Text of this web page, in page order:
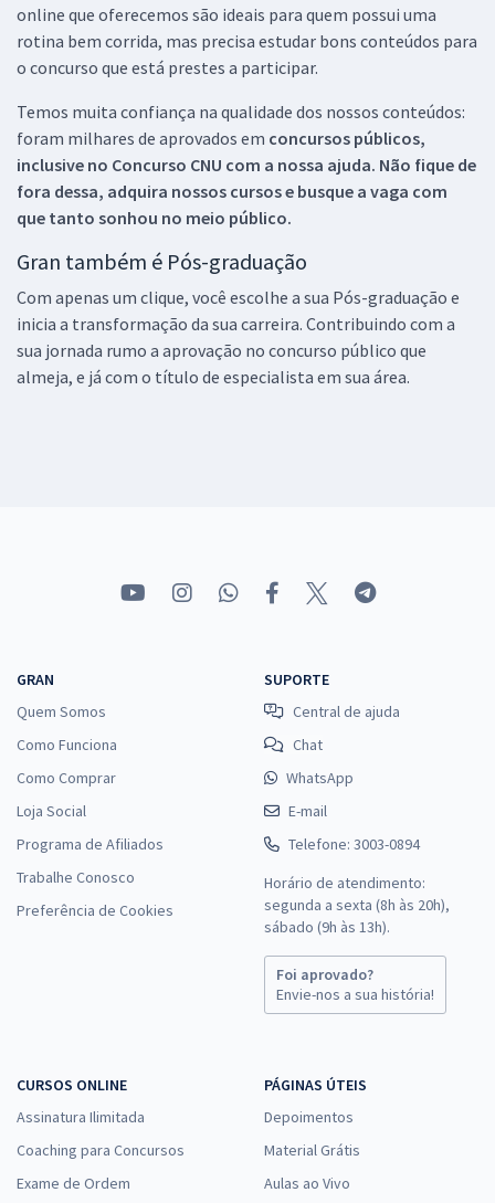
online que oferecemos são ideais para quem possui uma
rotina bem corrida, mas precisa estudar bons conteúdos para
o concurso que está prestes a participar.
Temos muita confiança na qualidade dos nossos conteúdos:
foram milhares de aprovados em concursos públicos,
inclusive no Concurso CNU com a nossa ajuda. Não fique de
fora dessa, adquira nossos cursos e busque a vaga com
que tanto sonhou no meio público.
Gran também é Pós-graduação
Com apenas um clique, você escolhe a sua Pós-graduação e
inicia a transformação da sua carreira. Contribuindo com a
sua jornada rumo a aprovação no concurso público que
almeja, e já com o título de especialista em sua área.
GRAN
Quem Somos
Como Funciona
Como Comprar
Loja Social
Programa de Afiliados
Trabalhe Conosco
Preferência de Cookies
SUPORTE
Central de ajuda
Chat
WhatsApp
E-mail
Telefone: 3003-0894
Horário de atendimento:
segunda a sexta (8h às 20h),
sábado (9h às 13h).
Foi aprovado?
Envie-nos a sua história!
CURSOS ONLINE
Assinatura Ilimitada
Coaching para Concursos
Exame de Ordem
PÁGINAS ÚTEIS
Depoimentos
Material Grátis
Aulas ao Vivo